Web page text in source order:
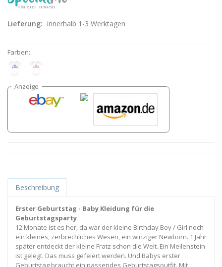
Lieferung: innerhalb 1-3 Werktagen
Farben:
Beschreibung
Erster Geburtstag - Baby Kleidung für die
Geburtstagsparty
12 Monate ist es her, da war der kleine Birthday Boy / Girl noch
ein kleines, zerbrechliches Wesen, ein winziger Newborn. 1 Jahr
später entdeckt der kleine Fratz schon die Welt. Ein Meilenstein
ist gelegt. Das muss gefeiert werden. Und Babys erster
Geburtstag braucht ein passendes Geburtstagsoutfit. Mit